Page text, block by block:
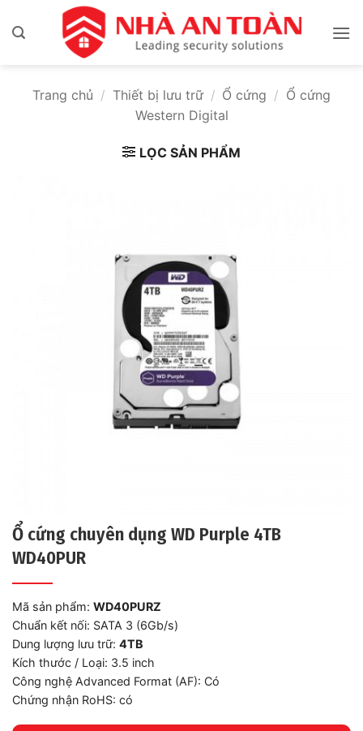
qua
Trang chủ / Thiết bị lưu trữ / Ổ cứng / Ổ cứng
Western Digital
LỌC SẢN PHẨM
Ổ cứng chuyên dụng WD Purple 4TB
WD40PUR
Mã sản phẩm: WD40PURZ
Chuẩn kết nối: SATA 3 (6Gb/s)
Dung lượng lưu trữ: 4TB
Kích thước / Loại: 3.5 inch
Công nghệ Advanced Format (AF): Có
Chứng nhận RoHS: có